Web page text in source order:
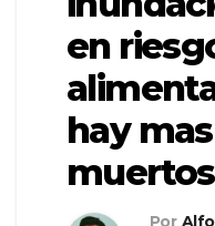
en
hay
muertos
Por